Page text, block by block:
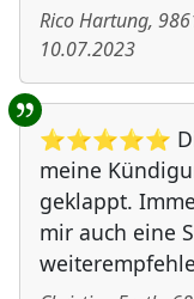
Rico Hartung,
10.07.2023
⭐⭐⭐⭐⭐
meine
geklappt.
mir auch eine